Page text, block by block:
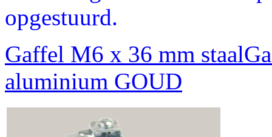
opgestuurd.
Gaffel M6 x 36 mm staal
aluminium GOUD